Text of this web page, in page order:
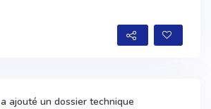
a ajouté un dossier technique